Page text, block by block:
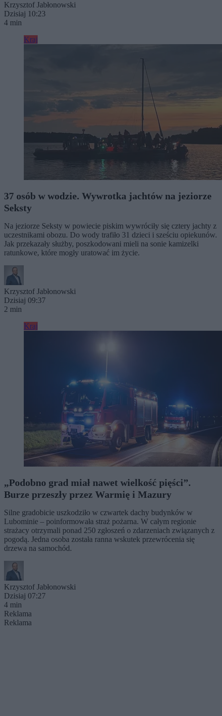
Krzysztof Jabłonowski
Dzisiaj 10:23
4 min
Kraj
37 osób w wodzie. Wywrotka jachtów na jeziorze
Seksty
Na jeziorze Seksty w powiecie piskim wywróciły się cztery jachty z
uczestnikami obozu. Do wody trafiło 31 dzieci i sześciu opiekunów.
Jak przekazały służby, poszkodowani mieli na sonie kamizelki
ratunkowe, które mogły uratować im życie.
Krzysztof Jabłonowski
Dzisiaj 09:37
2 min
Kraj
„Podobno grad miał nawet wielkość pięści”.
Burze przeszły przez Warmię i Mazury
Silne gradobicie uszkodziło w czwartek dachy budynków w
Lubominie – poinformowała straż pożarna. W całym regionie
strażacy otrzymali ponad 250 zgłoszeń o zdarzeniach związanych z
pogodą. Jedna osoba została ranna wskutek przewrócenia się
drzewa na samochód.
Krzysztof Jabłonowski
Dzisiaj 07:27
4 min
Reklama
Reklama